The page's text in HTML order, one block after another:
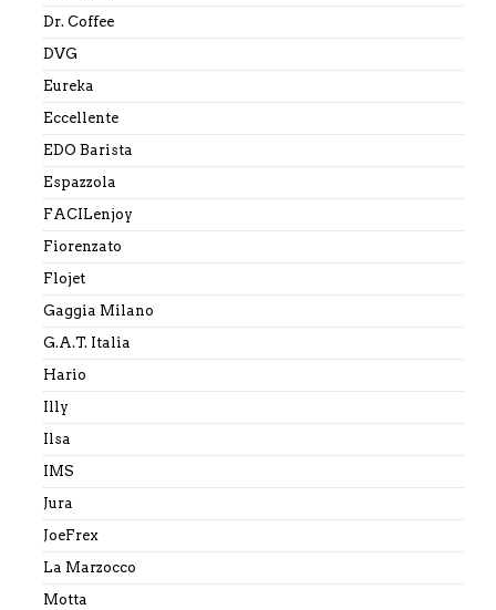
Dr. Coffee
DVG
Eureka
Eccellente
EDO Barista
Espazzola
FACILenjoy
Fiorenzato
Flojet
Gaggia Milano
G.A.T. Italia
Hario
Illy
Ilsa
IMS
Jura
JoeFrex
La Marzocco
Motta